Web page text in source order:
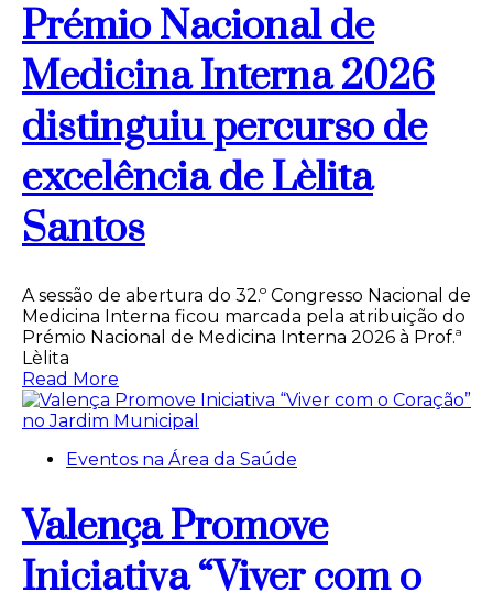
Prémio Nacional de
Medicina Interna 2026
distinguiu percurso de
excelência de Lèlita
Santos
A sessão de abertura do 32.º Congresso Nacional de
Medicina Interna ficou marcada pela atribuição do
Prémio Nacional de Medicina Interna 2026 à Prof.ª
Lèlita
Read More
Eventos na Área da Saúde
Valença Promove
Iniciativa “Viver com o